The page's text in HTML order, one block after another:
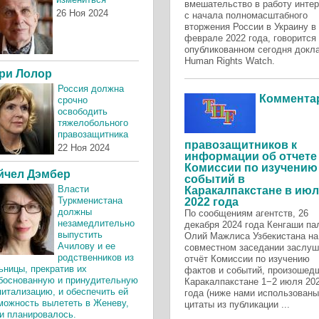
26 Ноя 2024
Лолор
Россия должна
срочно
освободить
тяжелобольного
правозащитника
22 Ноя 2024
Дэмбер
Власти
Туркменистана
должны
незамедлительно
выпустить
Ачилову и ее
родственников из
прекратив их
и принудительную
и обеспечить ей
вылететь в Женеву,
планировалось.
вмешательство в работу
с начала полномасштабного
вторжения России в Украину в
феврале 2022 года, говорится
опубликованном сегодня
Human Rights Watch.
правозащитников к
информации об отчете
Комиссии по изучению
событий в
Каракалпакстане в
2022 года
По сообщениям агентств, 26
декабря 2024 года Кенгаши
Олий Мажлиса Узбекистана на
совместном заседании
отчёт Комиссии по изучению
фактов и событий,
Каракалпакстане 1−2 июля
года (ниже нами использованы
цитаты из публикации ...